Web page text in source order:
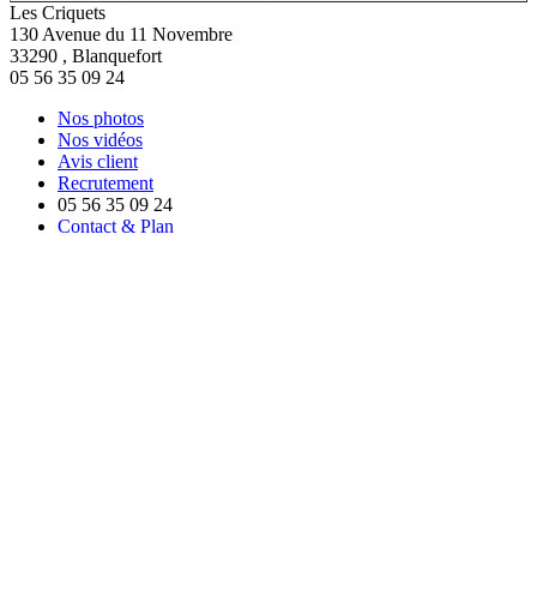
Les Criquets
130 Avenue du 11 Novembre
33290 , Blanquefort
05 56 35 09 24
Nos photos
Nos vidéos
Avis client
Recrutement
05 56 35 09 24
Contact & Plan